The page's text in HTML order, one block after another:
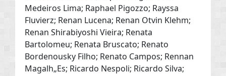
Medeiros Lima; Raphael Pigozzo; Rayssa
Fluvierz; Renan Lucena; Renan Otvin Klehm;
Renan Shirabiyoshi Vieira; Renata
Bartolomeu; Renata Bruscato; Renato
Bordenousky Filho; Renato Campos; Rennan
Magalh„Es; Ricardo Nespoli; Ricardo Silva;